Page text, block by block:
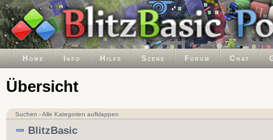
Home Info Hilfe Szene Forum Chat
Übersicht
Suchen -Alle Kategorien aufklappen
BlitzBasic